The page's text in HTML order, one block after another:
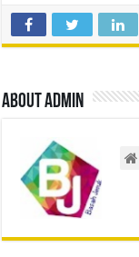
About admin